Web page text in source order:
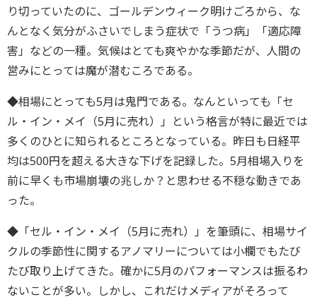
り切っていたのに、ゴールデンウィーク明けごろから、な
んとなく気分がふさいでしまう症状で「うつ病」「適応障
害」などの一種。気候はとても爽やかな季節だが、人間の
営みにとっては魔が潜むころである。
◆相場にとっても5月は鬼門である。なんといっても「セ
ル・イン・メイ（5月に売れ）」という格言が特に最近では
多くのひとに知られるところとなっている。昨日も日経平
均は500円を超える大きな下げを記録した。5月相場入りを
前に早くも市場崩壊の兆しか？と思わせる不穏な動きであ
った。
◆「セル・イン・メイ（5月に売れ）」を筆頭に、相場サイ
クルの季節性に関するアノマリーについては小欄でもたび
たび取り上げてきた。確かに5月のパフォーマンスは振るわ
ないことが多い。しかし、これだけメディアがそろって